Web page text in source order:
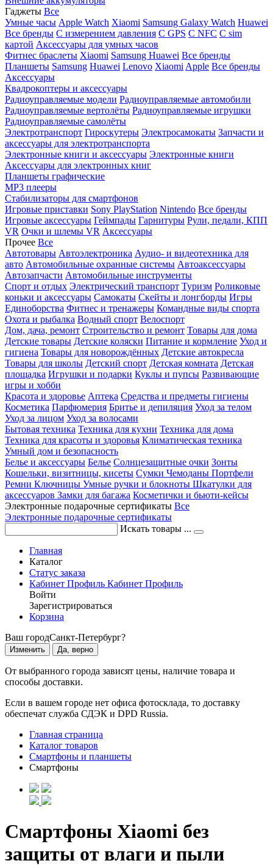
Гаджеты Все
Умные часы Apple Watch Xiaomi Samsung Galaxy Watch Huawei
Все бренды C измерением давления C GPS C NFC C sim
картой Аксессуары для умных часов
Фитнес браслеты Xiaomi Samsung Huawei Все бренды
Планшеты Samsung Huawei Lenovo Xiaomi Apple Все бренды
Аксессуары
Квадрокоптеры и аксессуары
Радиоуправляемые модели Радиоуправляемые автомобили
Радиоуправляемые вертолёты Радиоуправляемые игрушки
Радиоуправляемые самолёты
Электротранспорт Гироскутеры Электросамокаты Запчасти и
аксессуары для электротранспорта
Электронные книги и аксессуары Электронные книги
Аксессуары для электронных книг
Планшеты графические
MP3 плееры
Стабилизаторы для смартфонов
Игровые приставки Sony PlayStation Nintendo Все бренды
Игровые аксессуары Геймпады Гарнитуры Рули, педали, КПП
VR Очки и шлемы VR Аксессуары
Прочее Все
Автотовары Автоэлектроника Аудио- и видеотехника для
авто Автомобильные охранные системы Автоаксессуары
Автозапчасти Автомобильные инструменты
Спорт и отдых Электрический транспорт Туризм Роликовые
коньки и аксессуары Самокаты Скейты и лонгборды Игры
Единоборства Фитнес и тренажеры Командные виды спорта
Охота и рыбалка Водный спорт Велоспорт
Дом, дача, ремонт Строительство и ремонт Товары для дома
Детские товары Детские коляски Питание и кормление Уход и
гигиена Товары для новорождённых Детские автокресла
Товары для школы Детский спорт Детская комната Детская
площадка Игрушки и подарки Куклы и пупсы Развивающие
игры и хобби
Красота и здоровье Аптека Средства и предметы гигиены
Косметика Парфюмерия Бритье и депиляция Уход за телом
Уход за лицом Уход за волосами
Бытовая техника Техника для кухни Техника для дома
Техника для красоты и здоровья Климатическая техника
Умный дом и безопасность
Белье и аксессуары Белье Солнцезащитные очки Зонты
Кошельки, визитницы, кисеты Сумки Чемоданы Портфели
Ремни Ключницы Умные ручки и блокноты Шкатулки для
аксессуаров Замки для багажа Косметички и бьюти-кейсы
Электронные подарочные сертификаты Все
Электронные подарочные сертификаты
Искать товары ...
Главная
Каталог
Статус заказа
Кабинет Профиль Кабинет Профиль
Войти
Зарегистрироваться
Корзина
Ваш городСанкт-Петербург?
Изменить Да, верно
От выбранного города зависят цены, наличие товара и
способы доставки.
Если в вашем городе нет офиса фотосклада, то доставку
обеспечат служба СДЭК и DPD Russia.
Главная страница
Каталог товаров
Смартфоны и планшеты
Смартфоны
Смартфоны Xiaomi без
защиты от влаги и пыли